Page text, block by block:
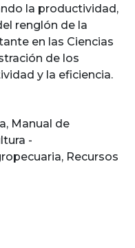
la productividad,
renglón de la
en las Ciencias
de los
y la eficiencia.
, Manual de
-
, Recursos